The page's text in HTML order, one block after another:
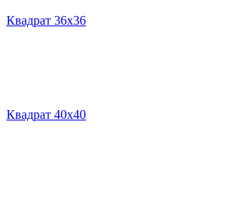
Квадрат 36х36
Квадрат 40х40